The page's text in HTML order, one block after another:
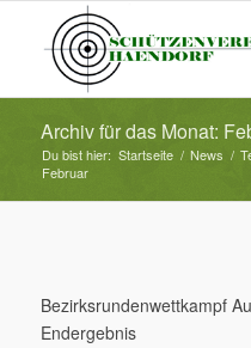
Archiv für das Monat:
Du bist hier: Startseite / News /
Februar
Bezirksrundenwettkampf
Endergebnis